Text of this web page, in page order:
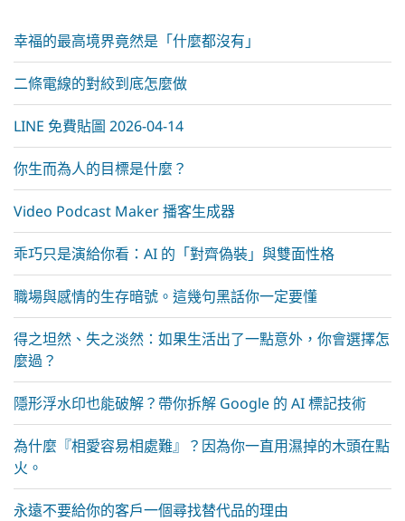
幸福的最高境界竟然是「什麼都沒有」
二條電線的對絞到底怎麼做
LINE 免費貼圖 2026-04-14
你生而為人的目標是什麼？
Video Podcast Maker 播客生成器
乖巧只是演給你看：AI 的「對齊偽裝」與雙面性格
職場與感情的生存暗號。這幾句黑話你一定要懂
得之坦然、失之淡然：如果生活出了一點意外，你會選擇怎
麼過？
隱形浮水印也能破解？帶你拆解 Google 的 AI 標記技術
為什麼『相愛容易相處難』？因為你一直用濕掉的木頭在點
火。
永遠不要給你的客戶一個尋找替代品的理由